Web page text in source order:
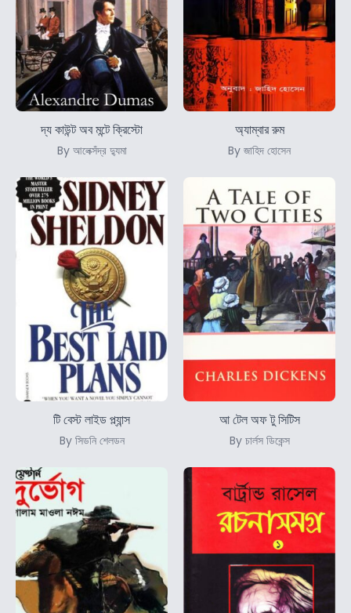
দ্য কাউন্ট অব মন্টে ক্রিস্টো
By আলেক্সঁদ্র দ্যুমা
অ্যাম্বার রুম
By জাহিদ হোসেন
টি বেস্ট লাইড প্ল্যান্স
By সিডনি শেলডন
আ টেল অফ টু সিটিস
By চার্লস ডিকেন্স